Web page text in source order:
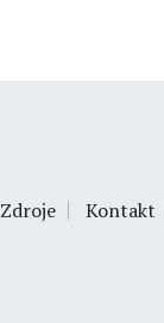
Zdroje Kontakt